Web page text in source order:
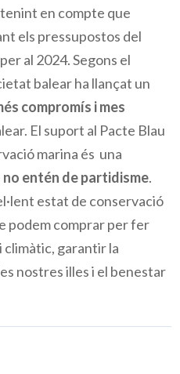
en compte que
els pressupostos del
al 2024. Segons el
balear ha llançat un
compromís i mes
El suport al Pacte Blau
marina és una
no entén de partidisme.
estat de conservació
podem comprar per fer
garantir la
nostres illes i el benestar